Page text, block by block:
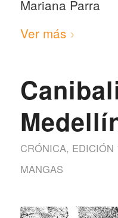
Mariana Parra
Ver más
CRÓNICA, EDICIÓN
MANGAS